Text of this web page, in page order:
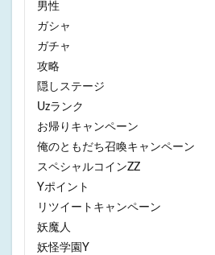
男性
ガシャ
ガチャ
攻略
隠しステージ
Uzランク
お帰りキャンペーン
俺のともだち召喚キャンペーン
スペシャルコインZZ
Yポイント
リツイートキャンペーン
妖魔人
妖怪学園Y